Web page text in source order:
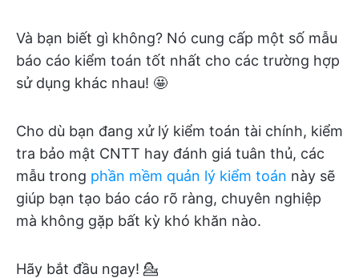
Và bạn biết gì không? Nó cung cấp một số mẫu
báo cáo kiểm toán tốt nhất cho các trường hợp
sử dụng khác nhau! 🤩
Cho dù bạn đang xử lý kiểm toán tài chính, kiểm
tra bảo mật CNTT hay đánh giá tuân thủ, các
mẫu trong phần mềm quản lý kiểm toán này sẽ
giúp bạn tạo báo cáo rõ ràng, chuyên nghiệp
mà không gặp bất kỳ khó khăn nào.
Hãy bắt đầu ngay! 💁